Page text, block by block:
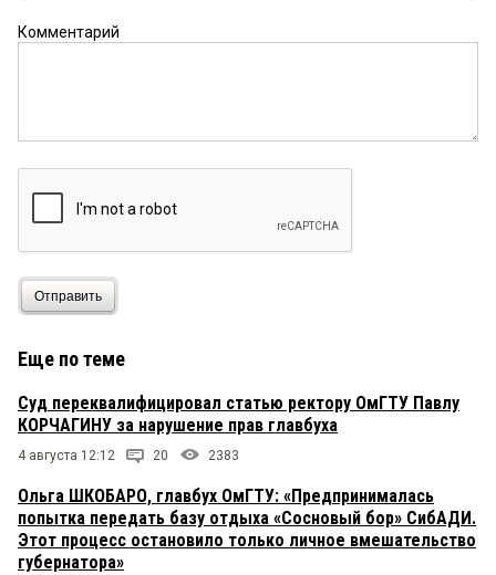
Комментарий
Отправить
Еще по теме
Суд переквалифицировал статью ректору ОмГТУ Павлу
КОРЧАГИНУ за нарушение прав главбуха
4 августа 12:12 20 2383
Ольга ШКОБАРО, главбух ОмГТУ: «Предпринималась
попытка передать базу отдыха «Сосновый бор» СибАДИ.
Этот процесс остановило только личное вмешательство
губернатора»